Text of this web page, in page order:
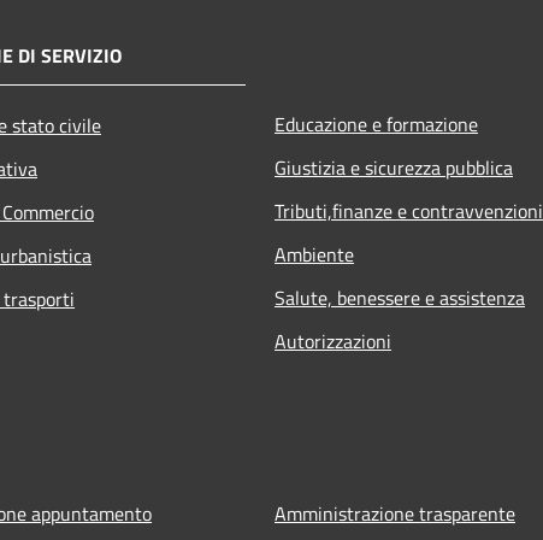
DI SERVIZIO
stato civile
Educazione e formazione
Giustizia e sicurezza pubblica
Tributi,finanze e contravvenzioni
Ambiente
Salute, benessere e assistenza
Autorizzazioni
appuntamento Amministrazione trasparente